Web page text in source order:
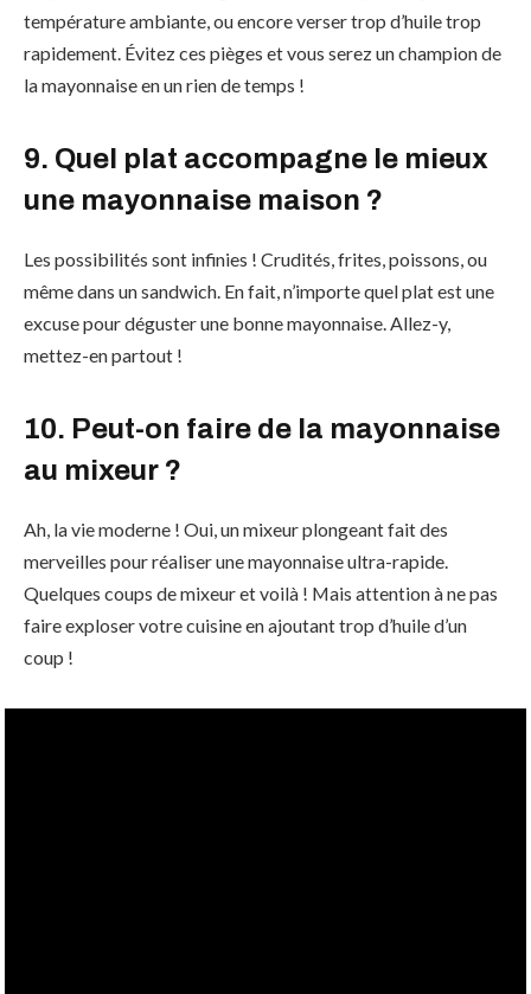
température ambiante, ou encore verser trop d’huile trop
rapidement. Évitez ces pièges et vous serez un champion de
la mayonnaise en un rien de temps !
9. Quel plat accompagne le mieux
une mayonnaise maison ?
Les possibilités sont infinies ! Crudités, frites, poissons, ou
même dans un sandwich. En fait, n’importe quel plat est une
excuse pour déguster une bonne mayonnaise. Allez-y,
mettez-en partout !
10. Peut-on faire de la mayonnaise
au mixeur ?
Ah, la vie moderne ! Oui, un mixeur plongeant fait des
merveilles pour réaliser une mayonnaise ultra-rapide.
Quelques coups de mixeur et voilà ! Mais attention à ne pas
faire exploser votre cuisine en ajoutant trop d’huile d’un
coup !